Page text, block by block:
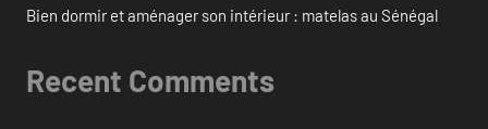
Bien dormir et aménager son intérieur : matelas au Sénégal
Recent Comments